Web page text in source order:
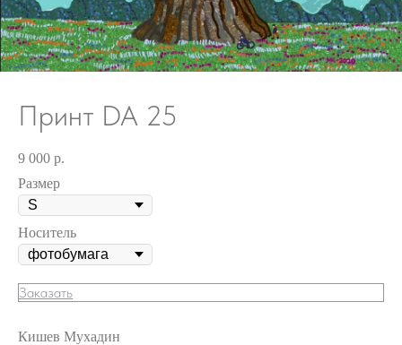
Принт DA 25
9 000 р.
Размер
Носитель
Заказать
Кишев Мухадин